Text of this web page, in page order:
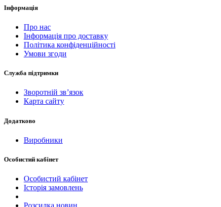
Інформація
Про нас
Інформація про доставку
Політика конфіденційності
Умови згоди
Служба підтримки
Зворотній зв’язок
Карта сайту
Додатково
Виробники
Особистий кабінет
Особистий кабінет
Історія замовлень
Розсилка новин